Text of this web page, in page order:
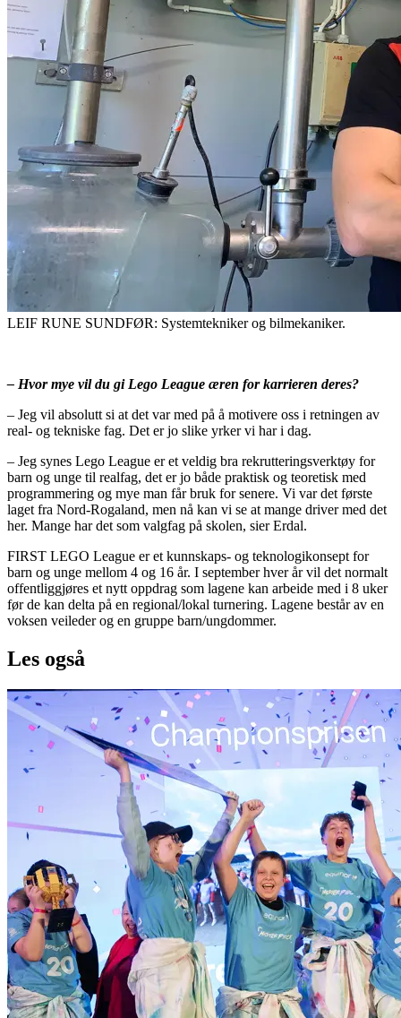
LEIF RUNE SUNDFØR: Systemtekniker og bilmekaniker.
– Hvor mye vil du gi Lego League æren for karrieren deres?
– Jeg vil absolutt si at det var med på å motivere oss i retningen av
real- og tekniske fag. Det er jo slike yrker vi har i dag.
– Jeg synes Lego League er et veldig bra rekrutteringsverktøy for
barn og unge til realfag, det er jo både praktisk og teoretisk med
programmering og mye man får bruk for senere. Vi var det første
laget fra Nord-Rogaland, men nå kan vi se at mange driver med det
her. Mange har det som valgfag på skolen, sier Erdal.
FIRST LEGO League er et kunnskaps- og teknologikonsept for
barn og unge mellom 4 og 16 år. I september hver år vil det normalt
offentliggjøres et nytt oppdrag som lagene kan arbeide med i 8 uker
før de kan delta på en regional/lokal turnering. Lagene består av en
voksen veileder og en gruppe barn/ungdommer.
Les også